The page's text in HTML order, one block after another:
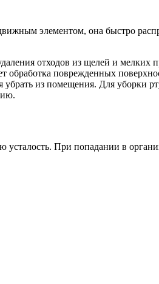
элементом, она быстро
отходов из щелей и мелких
обработка поврежденных
из помещения. Для уборки
При попадании в